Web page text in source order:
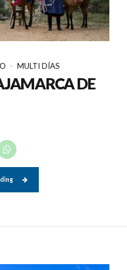
MULTI DÍAS
DE